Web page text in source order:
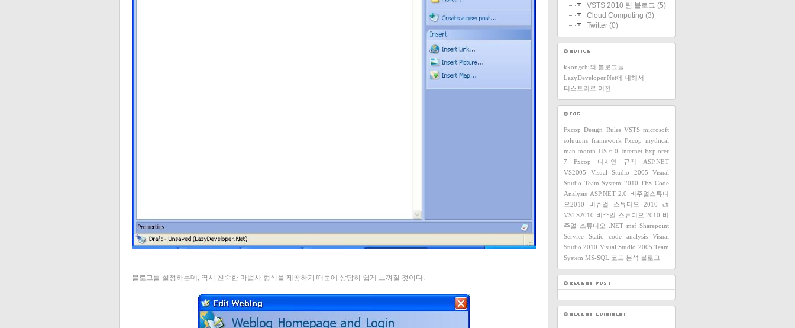
블로그를 설정하는데, 역시 친숙한 마법사 형식을 제공하기 때문에 상당히 쉽게 느껴질 것이다.
VSTS 2010 팀 블로그 (5)
Cloud Computing (3)
Twitter (0)
kkongchi의 블로그들
LazyDeveloper.Net에 대해서
티스토리로 이전
Fxcop Design Rules VSTS microsoft
solutions framework Fxcop mythical
man-month IIS 6.0 Internet Explorer
7
Fxcop 디자인 규칙
ASP.NET
VS2005
Visual Studio 2005
Visual
Studio Team System 2010 TFS Code
Analysis ASP.NET 2.0 비주얼스튜디
오2010
비쥬얼 스튜디오 2010
c#
VSTS2010 비주얼 스튜디오 2010 비
주얼 스튜디오
.NET msf Sharepoint
Service
Static code analysis
Visual
Studio 2010 Visual Studio 2005 Team
System MS-SQL 코드 분석 블로그